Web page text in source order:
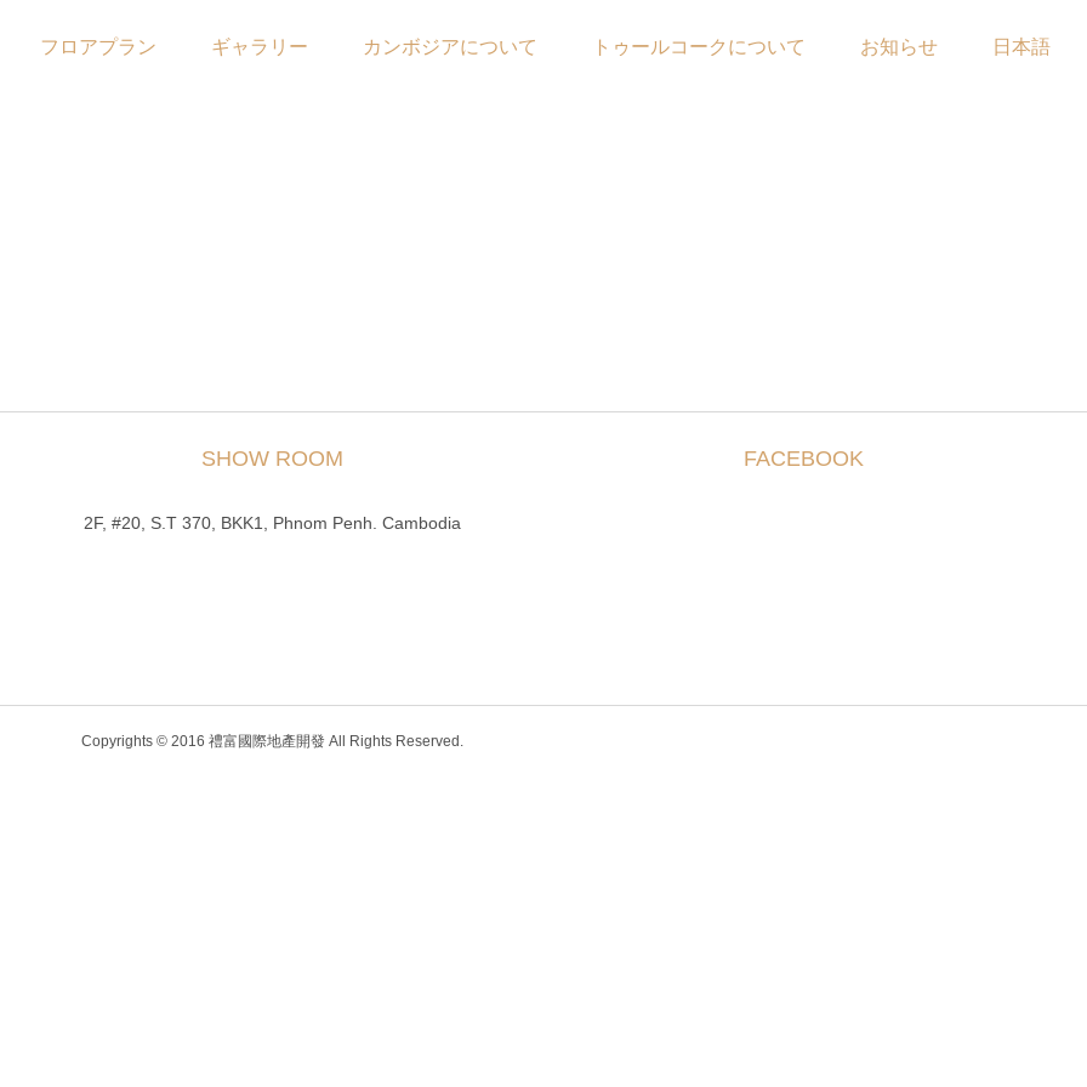
フロアプラン ギャラリー カンボジアについて トゥールコークについて お知らせ 日本語
SHOW ROOM
2F, #20, S.T 370, BKK1, Phnom Penh. Cambodia
FACEBOOK
Copyrights © 2016 禮富國際地產開發 All Rights Reserved.